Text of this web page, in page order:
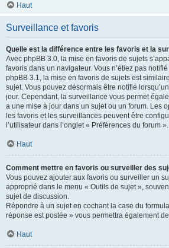
Haut
Surveillance et favoris
Quelle est la différence entre les favoris et la
Avec phpBB 3.0, la mise en favoris de sujets
favoris dans un navigateur. Vous n’étiez pas
phpBB 3.1, la mise en favoris de sujets est
sujet. Vous pouvez désormais être notifié
jour. Cependant, la surveillance vous permet
a une mise à jour dans un sujet ou un forum. Les
les favoris et les surveillances peuvent être
l’utilisateur dans l’onglet « Préférences du forum ».
Haut
Comment mettre en favoris ou surveiller des
Vous pouvez ajouter aux favoris ou surveiller un
approprié dans le menu « Outils de sujet »,
sujet de discussion.
Répondre à un sujet en cochant la case du
réponse est postée » vous permettra également
Haut